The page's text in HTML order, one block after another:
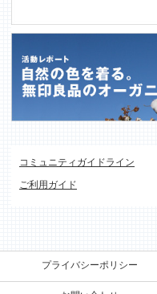
コミュニティガイドライン
ご利用ガイド
プライバシーポリシー